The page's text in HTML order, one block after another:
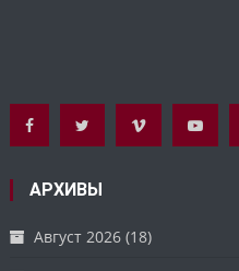
АРХИВЫ
Август 2026 (18)